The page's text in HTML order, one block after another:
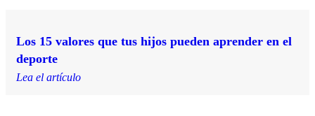
Los 15 valores que tus hijos pueden aprender en el
deporte
Lea el artículo